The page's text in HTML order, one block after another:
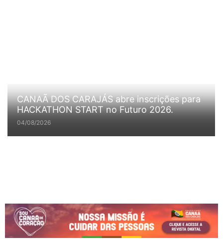
CANAÃ DOS CARAJÁS abre inscrições para
HACKATHON START no Futuro 2026.
04/08/2026